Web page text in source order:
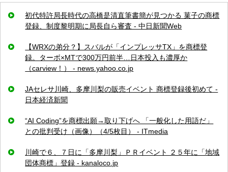
初代特許局長時代の高橋是清直筆書簡が見つかる 菓子の商標
登録、制度黎明期に局長自ら審査 - 中日新聞Web
【WRXの弟分？】スバルが「インプレッサTX」を商標登
録。ターボ×MTで300万円前半…日本投入も濃厚か
（carview！） - news.yahoo.co.jp
JAセレサ川崎、多摩川梨の販売イベント 商標登録後初めて -
日本経済新聞
“AI Coding”を商標出願→取り下げへ 「一般化した用語だ」
との批判受け（画像）（4/5枚目） - ITmedia
川崎で６、７日に「多摩川梨」ＰＲイベント ２５年に「地域
団体商標」登録 - kanaloco.jp